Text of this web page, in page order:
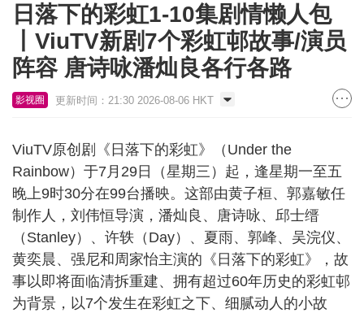
日落下的彩虹1-10集剧情懒人包
丨ViuTV新剧7个彩虹邨故事/演员
阵容 唐诗咏潘灿良各行各路
影视圈 更新时间：21:30 2026-08-06 HKT
ViuTV原创剧《日落下的彩虹》（Under the
Rainbow）于7月29日（星期三）起，逢星期一至五
晚上9时30分在99台播映。这部由黄子桓、郭嘉敏任
制作人，刘伟恒导演，潘灿良、唐诗咏、邱士缙
（Stanley）、许轶（Day）、夏雨、郭峰、吴浣仪、
黄奕晨、强尼和周家怡主演的《日落下的彩虹》，故
事以即将面临清拆重建、拥有超过60年历史的彩虹邨
为背景，以7个发生在彩虹之下、细腻动人的小故